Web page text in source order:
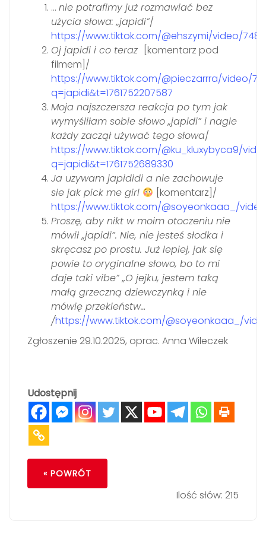
… nie potrafimy już rozmawiać bez
użycia słowa: „japidi”/
https://www.tiktok.com/@ehszymi/video/
Oj japidi i co teraz
[komentarz pod
filmem]/
https://www.tiktok.com/@pieczarrra/video/
q=japidi&t=1761752207587
Moja najszczersza reakcja po tym jak
wymyśliłam sobie słowo „japidi” i nagle
każdy zaczął używać tego słowa/
https://www.tiktok.com/@ku_kluxybyca9/
q=japidi&t=1761752689330
Ja uzywam japididi a nie zachowuje
sie jak pick me girl
[komentarz]/
https://www.tiktok.com/@soyeonkaaa_/
Proszę, aby nikt w moim otoczeniu nie
mówił „japidi”. Nie, nie jesteś słodka i
skręcasz po prostu. Już lepiej, jak się
powie to oryginalne słowo, bo to mi
daje taki vibe” „O jejku, jestem taką
małą grzeczną dziewczynką i nie
mówię przekleństw…
/https://www.tiktok.com/@soyeonkaaa_/
Zgłoszenie 29.10.2025, oprac. Anna Wileczek
Udostępnij
« POWRÓT
Ilość słów: 215